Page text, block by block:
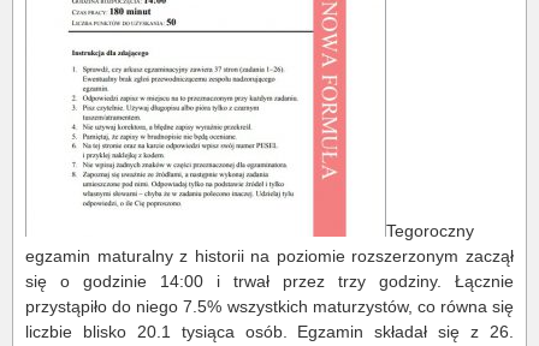
Tegoroczny
egzamin maturalny z historii na poziomie rozszerzonym zaczął
się o godzinie 14:00 i trwał przez trzy godziny. Łącznie
przystąpiło do niego 7.5% wszystkich maturzystów, co równa się
liczbie blisko 20.1 tysiąca osób. Egzamin składał się z 26.